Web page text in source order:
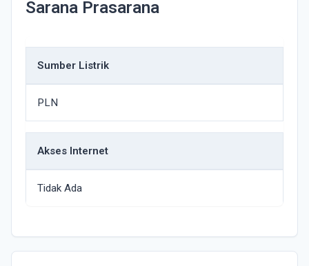
Sarana Prasarana
Sumber Listrik
PLN
Akses Internet
Tidak Ada